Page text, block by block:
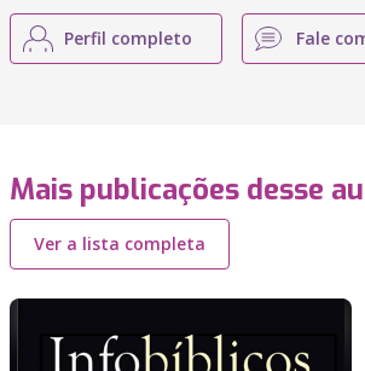
Perfil completo Fale
Mais publicações desse
Ver a lista completa